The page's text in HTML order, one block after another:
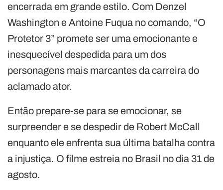
encerrada em grande estilo. Com Denzel
Washington e Antoine Fuqua no comando, “O
Protetor 3” promete ser uma emocionante e
inesquecível despedida para um dos
personagens mais marcantes da carreira do
aclamado ator.
Então prepare-se para se emocionar, se
surpreender e se despedir de Robert McCall
enquanto ele enfrenta sua última batalha contra
a injustiça. O filme estreia no Brasil no dia 31 de
agosto.